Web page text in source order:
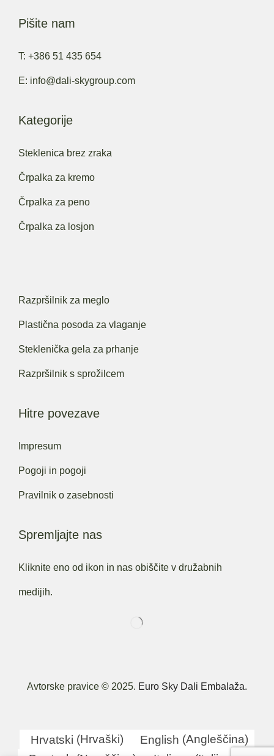
Pišite nam
T: +386 51 435 654
E: info@dali-skygroup.com
Kategorije
Steklenica brez zraka
Črpalka za kremo
Črpalka za peno
Črpalka za losjon
Razpršilnik za meglo
Plastična posoda za vlaganje
Steklenička gela za prhanje
Razpršilnik s sprožilcem
Hitre povezave
Impresum
Pogoji in pogoji
Pravilnik o zasebnosti
Spremljajte nas
Kliknite eno od ikon in nas obiščite v družabnih
medijih.
Avtorske pravice © 2025. Euro Sky Dali Embalaža.
Hrvatski (Hrvaški) English (Angleščina)